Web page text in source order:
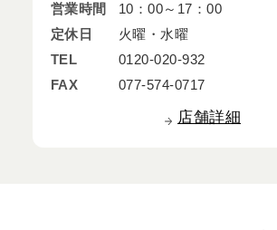
営業時間
10：00～17：00
定休日
火曜・水曜
TEL
0120-020-932
FAX
077-574-0717
店舗詳細